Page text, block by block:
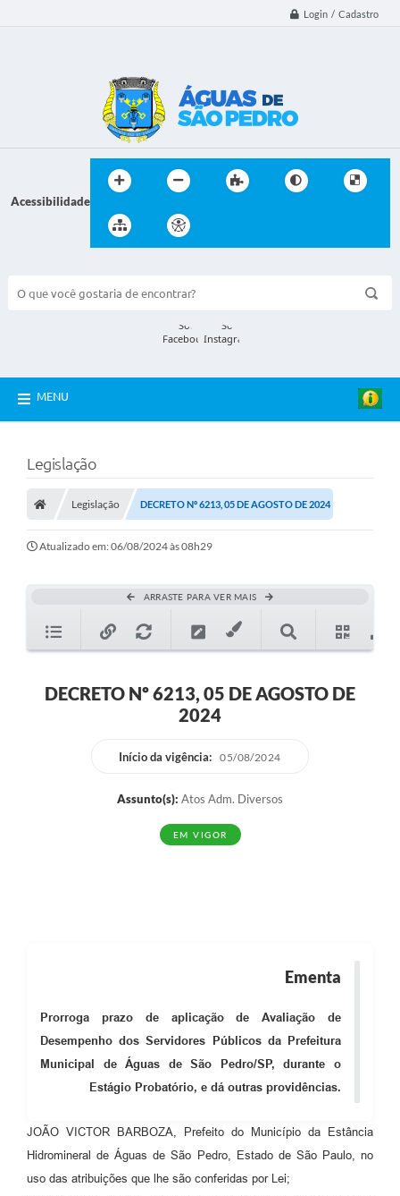
Login / Cadastro
Acessibilidade
MENU
Legislação
Legislação DECRETO Nº 6213, 05 DE AGOSTO DE 2024
Atualizado em: 06/08/2024 às 08h29
ARRASTE PARA VER MAIS
DECRETO Nº 6213, 05 DE AGOSTO DE
2024
Início da vigência: 05/08/2024
Assunto(s): Atos Adm. Diversos
EM VIGOR
Ementa
Prorroga prazo de aplicação de Avaliação de
Desempenho dos Servidores Públicos da Prefeitura
Municipal de Águas de São Pedro/SP, durante o
Estágio Probatório, e dá outras providências.
JOÃO VICTOR BARBOZA, Prefeito do Município da Estância
Hidromineral de Águas de São Pedro, Estado de São Paulo, no
uso das atribuições que lhe são conferidas por Lei;